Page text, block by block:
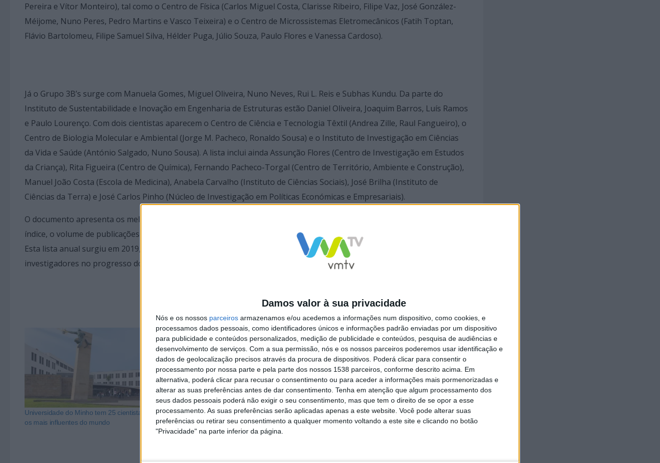
Damos valor à sua privacidade
Nós e os nossos parceiros armazenamos e/ou acedemos a informações num dispositivo, como cookies, e
processamos dados pessoais, como identificadores únicos e informações padrão enviadas por um dispositivo
para publicidade e conteúdos personalizados, medição de publicidade e conteúdos, pesquisa de audiências e
desenvolvimento de serviços. Com a sua permissão, nós e os nossos parceiros poderemos usar identificação e
dados de geolocalização precisos através da procura de dispositivos. Poderá clicar para consentir o
processamento por nossa parte e pela parte dos nossos 1538 parceiros, conforme descrito acima. Em
alternativa, poderá clicar para recusar o consentimento ou para aceder a informações mais pormenorizadas e
alterar as suas preferências antes de dar consentimento. Tenha em atenção que algum processamento dos
seus dados pessoais poderá não exigir o seu consentimento, mas que tem o direito de se opor a esse
processamento. As suas preferências serão aplicadas apenas a este website. Você pode alterar suas
preferências ou retirar seu consentimento a qualquer momento voltando a este site e clicando no botão
"Privacidade" na parte inferior da página.
Pereira e Vítor Monteiro), tal como o Centro de Física (Carlos Miguel Costa, Clarisse Ribeiro, Filipe Vaz, José González-
Méijome, Nuno Peres, Pedro Martins e Vasco Teixeira) e o Centro de Microssistemas Eletromecânicos (Fatih Toptan,
Flávio Bartolomeu, Filipe Samuel Silva, Hélder Puga, Júlio Souza, Paulo Flores e Vanessa Cardoso).
Já o Grupo 3B’s surge com Manuela Gomes, Miguel Oliveira, Nuno Neves, Rui L. Reis e Subhas Kundu. Da parte do
Instituto de Sustentabilidade e Inovação em Engenharia de Estruturas estão Daniel Oliveira, Joaquim Barros, Luís Ramos
e Paulo Lourenço. Com dois cientistas aparecem o Centro de Ciência e Tecnologia Têxtil (Andrea Zille, Raul Fangueiro), o
Centro de Biologia Molecular e Ambiental (Jorge M. Pacheco, Ronaldo Sousa) e o Instituto de Investigação em Ciências
da Vida e Saúde (António Salgado, Nuno Sousa). A lista inclui ainda Assunção Flores (Centro de Investigação em Estudos
da Criança), Rita Figueira (Centro de Química), Fernando Pacheco-Torgal (Centro de Território, Ambiente e Construção),
Manuel João Costa (Escola de Medicina), Anabela Carvalho (Instituto de Ciências Sociais), José Brilha (Instituto de
Ciências da Terra) e José Carlos Pinho (Núcleo de Investigação em Políticas Económicas e Empresariais).
O documento apresenta os melhores investigadores do planeta por 22 áreas e 176 disciplinas, considerando o seu
índice, o volume de publicações e as citações dos seus trabalhos, segundo dados da base Scopus até setembro de 2022.
Esta lista anual surgiu em 2019, com o objetivo de criar um repositório público sobre o impacto e a influência dos
investigadores no progresso do conhecimento científico e para combater abusos de autocitação.
Universidade do Minho tem 25 cientistas entre
os mais influentes do mundo
UMinho tem dois dos cientistas mais citados
no mundo
UMinho tem dois dos cientistas mais citados
no mundo